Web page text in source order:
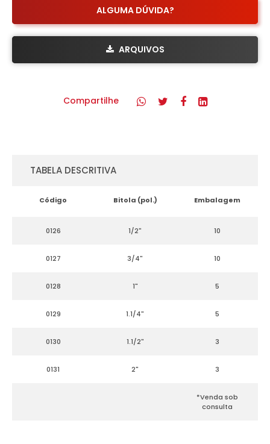
ALGUMA DÚVIDA?
ARQUIVOS
Compartilhe
TABELA DESCRITIVA
Código Bitola (pol.) Embalagem
0126 1/2" 10
0127 3/4" 10
0128 1" 5
0129 1.1/4" 5
0130 1.1/2" 3
0131 2" 3
*Venda sob
consulta